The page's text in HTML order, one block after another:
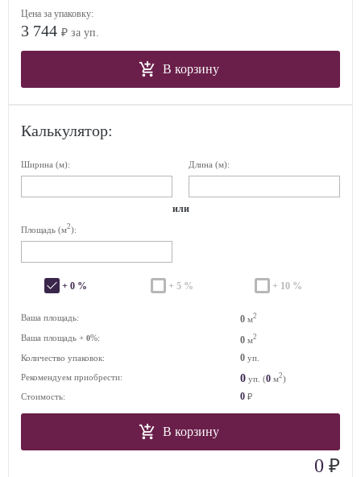
Цена за упаковку:
3 744 ₽ за уп.
В корзину
Калькулятор:
Ширина (м): Длина (м):
или
Площадь (м2):
+ 0 % + 5 % + 10 %
Ваша площадь: 0 м2
Ваша площадь + 0%: 0 м2
Количество упаковок: 0 уп.
Рекомендуем приобрести:
0 уп. (0 м2)
Стоимость:
0 ₽
В корзину
0 ₽